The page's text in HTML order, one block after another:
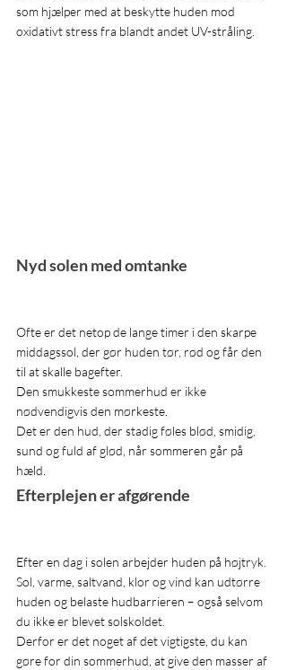
som hjælper med at beskytte huden mod
oxidativt stress fra blandt andet UV-stråling.
Nyd solen med omtanke
Ofte er det netop de lange timer i den skarpe
middagssol, der gør huden tør, rød og får den
til at skalle bagefter.
Den smukkeste sommerhud er ikke
nødvendigvis den mørkeste.
Det er den hud, der stadig føles blød, smidig,
sund og fuld af glød, når sommeren går på
hæld.
Efterplejen er afgørende
Efter en dag i solen arbejder huden på højtryk.
Sol, varme, saltvand, klor og vind kan udtørre
huden og belaste hudbarrieren – også selvom
du ikke er blevet solskoldet.
Derfor er det noget af det vigtigste, du kan
gøre for din sommerhud, at give den masser af